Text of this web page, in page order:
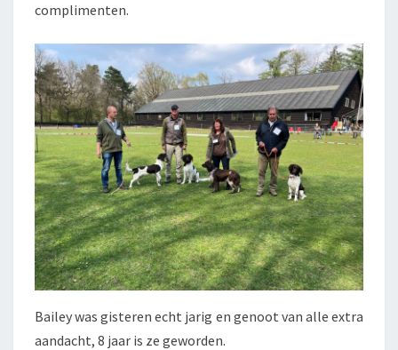
complimenten.
Bailey was gisteren echt jarig en genoot van alle extra
aandacht, 8 jaar is ze geworden.